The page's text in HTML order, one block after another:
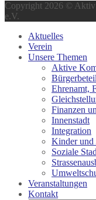
Copyright 2026 © Aktiv
e.V.
Aktuelles
Verein
Unsere Themen
Aktive
Ehrenamt,
Finanzen
Innenstadt
Integration
Kinder und
Soziale
Veranstaltungen
Kontakt